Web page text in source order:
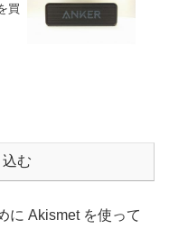
買
む
に Akismet を使って